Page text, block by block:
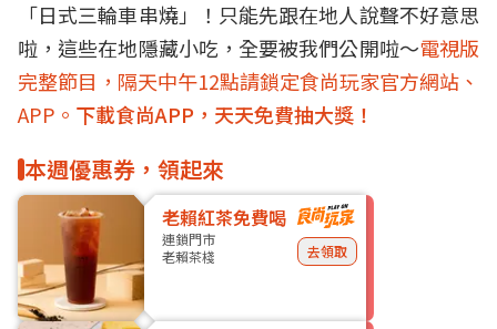
「日式三輪車串燒」！只能先跟在地人說聲不好意思
啦，這些在地隱藏小吃，全要被我們公開啦～電視版
完整節目，隔天中午12點請鎖定食尚玩家官方網站、
APP。 下載食尚APP，天天免費抽大獎！
本週優惠券，領起來
老賴紅茶免費喝
連鎖門市
老賴茶棧
去領取